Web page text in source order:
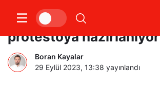
Kocaeli Şehir Hastanesi
protestoya hazırlanıyor
Boran Kayalar
29 Eylül 2023, 13:38 yayınlandı